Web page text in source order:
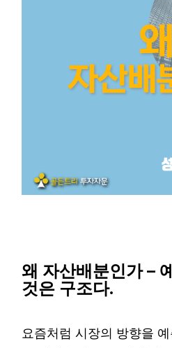
왜 자산배분인가–
것은 구조다.
요즘처럼 시장의 방향을 예